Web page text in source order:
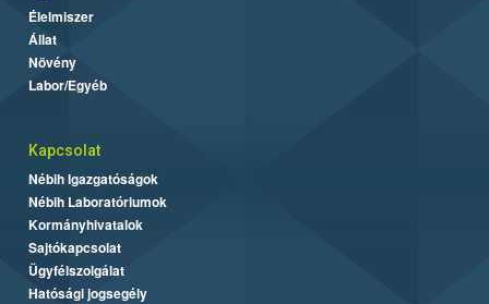
Élelmiszer
Állat
Növény
Labor/Egyéb
Kapcsolat
Nébih Igazgatóságok
Nébih Laboratóriumok
Kormányhivatalok
Sajtókapcsolat
Ügyfélszolgálat
Hatósági jogsegély